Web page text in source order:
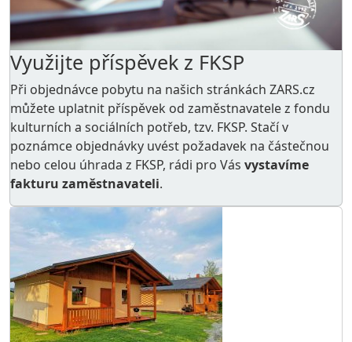
Využijte příspěvek z FKSP
Při objednávce pobytu na našich stránkách ZARS.cz
můžete uplatnit příspěvek od zaměstnavatele z fondu
kulturních a sociálních potřeb, tzv. FKSP. Stačí v
poznámce objednávky uvést požadavek na částečnou
nebo celou úhrada z FKSP, rádi pro Vás vystavíme
fakturu zaměstnavateli.